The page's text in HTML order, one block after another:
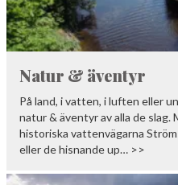
Natur & äventyr
På land, i vatten, i luften eller
natur & äventyr av alla de slag.
historiska vattenvägarna
eller de hisnande up… >>